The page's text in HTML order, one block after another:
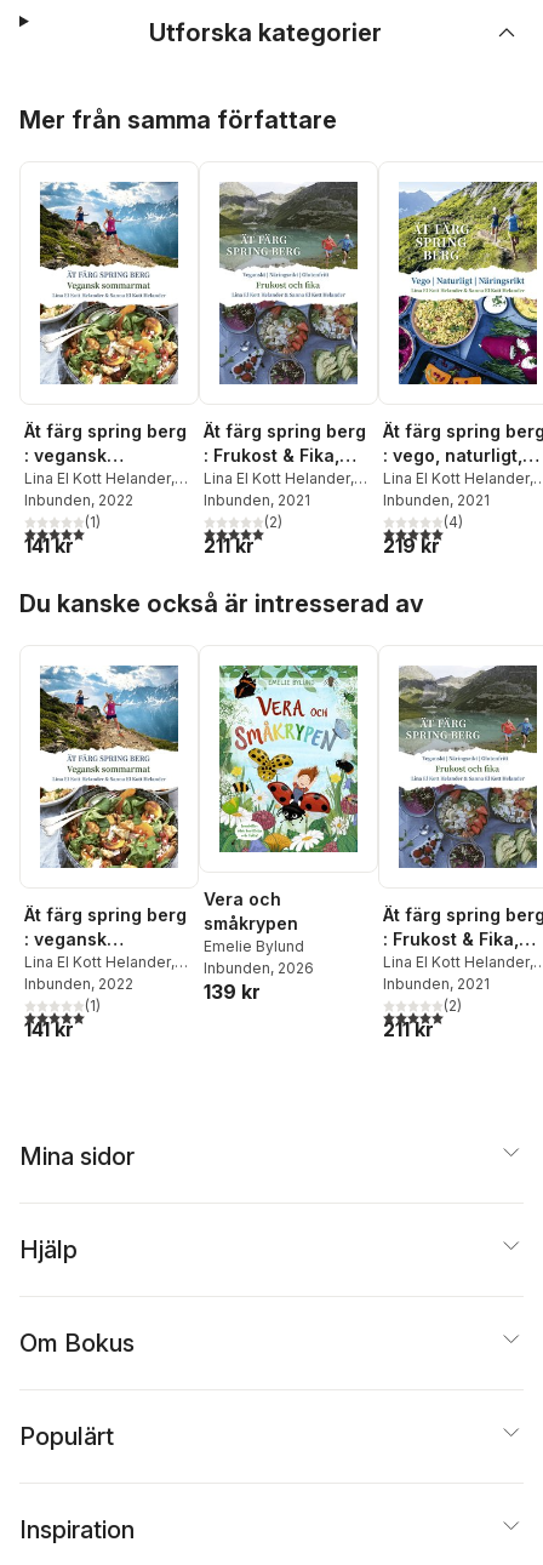
Utforska kategorier
Mer från samma författare
Ät färg spring berg
: vegansk
sommarmat
Lina El Kott Helander,
Sanna El Kott Helander
Inbunden, 2022
5,0utav 5 stjärnor. Totalt antal röster:
(1)
141 kr
Ät färg spring berg
: Frukost & Fika,
veganskt,
näringsrikt,
glutenfritt
Lina El Kott Helander,
Sanna El Kott Helander
Inbunden, 2021
5,0utav 5 stjärnor. Totalt antal röster:
(2)
211 kr
Ät färg spring
: vego, naturligt,
näringsrikt
Lina El Kott Helander,
Sanna El Kott Helander
Inbunden, 2021
5,0utav 5 stjärnor.
(4)
219 kr
Du kanske också är intresserad av
Ät färg spring berg
: vegansk
sommarmat
Lina El Kott Helander,
Sanna El Kott Helander
Inbunden, 2022
5,0utav 5 stjärnor. Totalt antal röster:
(1)
141 kr
Vera och
småkrypen
Emelie Bylund
Inbunden, 2026
139 kr
Ät färg spring
: Frukost & Fika,
veganskt,
näringsrikt,
glutenfritt
Lina El Kott Helander,
Sanna El Kott Helander
Inbunden, 2021
5,0utav 5 stjärnor.
(2)
211 kr
Mina sidor
Hjälp
Om Bokus
Populärt
Inspiration